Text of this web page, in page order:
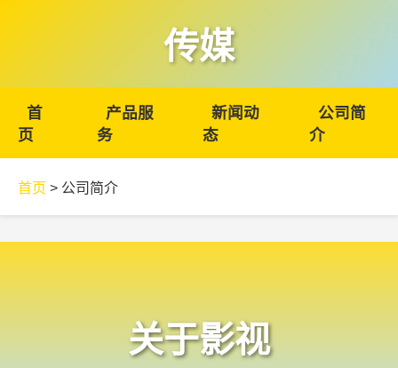
传媒
首
页
产品服
务
新闻动
态
公司简
介
首页 > 公司简介
关于影视